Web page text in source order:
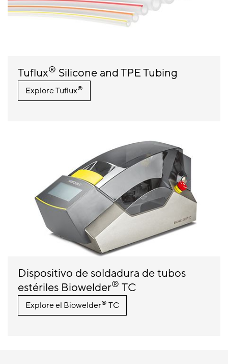
Tuflux® Silicone and TPE Tubing
Explore Tuflux®
Dispositivo de soldadura de tubos
estériles Biowelder® TC
Explore el Biowelder® TC